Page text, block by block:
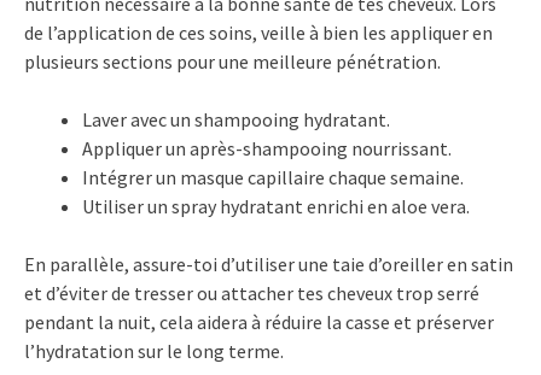
de l’application de ces soins, veille à bien les appliquer en
plusieurs sections pour une meilleure pénétration.
Laver avec un shampooing hydratant.
Appliquer un après-shampooing nourrissant.
Intégrer un masque capillaire chaque semaine.
Utiliser un spray hydratant enrichi en aloe vera.
En parallèle, assure-toi d’utiliser une taie d’oreiller en satin
et d’éviter de tresser ou attacher tes cheveux trop serré
pendant la nuit, cela aidera à réduire la casse et préserver
l’hydratation sur le long terme.